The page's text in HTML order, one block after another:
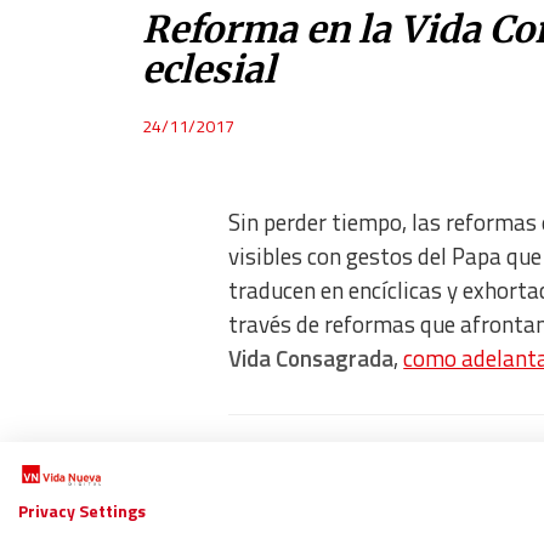
Reforma en la Vida
eclesial
24/11/2017
Sin perder tiempo, las reformas
visibles con gestos del Papa
traducen en encíclicas y
través de reformas que
Vida Consagrada,como
Privacy Settings